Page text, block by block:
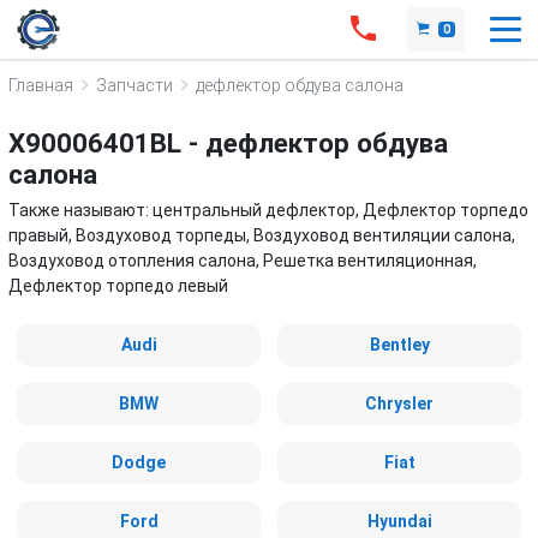
0
Главная Запчасти дефлектор обдува салона
X90006401BL - дефлектор обдува
салона
Также называют: центральный дефлектор, Дефлектор торпедо
правый, Воздуховод торпеды, Воздуховод вентиляции салона,
Воздуховод отопления салона, Решетка вентиляционная,
Дефлектор торпедо левый
Audi Bentley
BMW Chrysler
Dodge Fiat
Ford Hyundai